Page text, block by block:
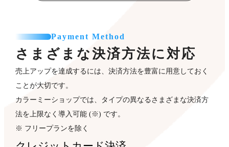
Payment Method
さまざまな決済方法に対応
売上アップを達成するには、決済方法を豊富に用意しておく
ことが大切です。
カラーミーショップでは、タイプの異なるさまざまな決済方
法を上限なく導入可能 (※) です。
※ フリープランを除く